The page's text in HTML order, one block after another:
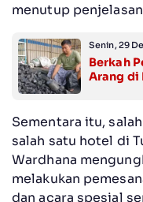
menutup
Senin, 29
Berkah
Arang di
Sementara itu,
salah satu hotel di
Wardhana
melakukan
dan acara spesial